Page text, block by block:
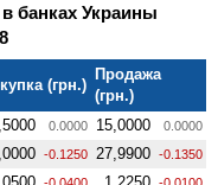
банках Украины
(грн.)
Продажа
(грн.)
0.0000 15,0000 0.0000
-0.1250 27,9900 -0.1350